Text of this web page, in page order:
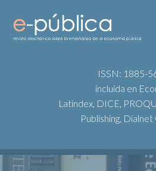
ISSN: 1885-
incluida en
Latindex, DICE,
Publishing, Dialnet